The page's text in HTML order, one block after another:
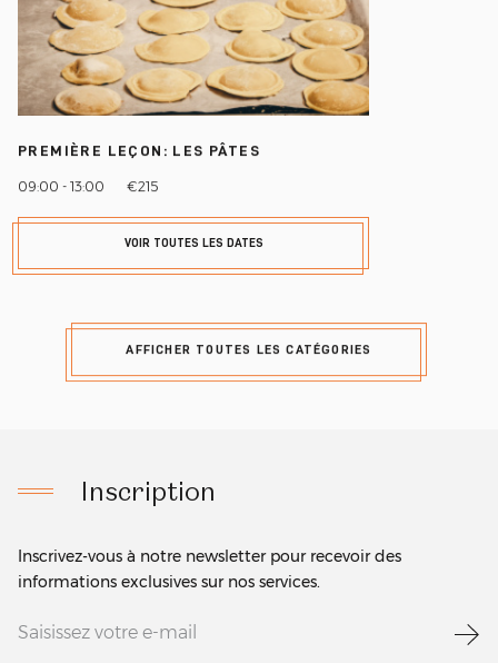
PREMIÈRE LEÇON: LES PÂTES
09:00 - 13:00 €215
VOIR TOUTES LES DATES
AFFICHER TOUTES LES CATÉGORIES
Inscription
Inscrivez-vous à notre newsletter pour recevoir des
informations exclusives sur nos services.